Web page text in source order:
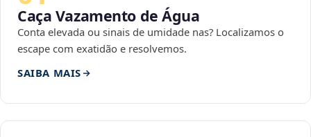
Caça Vazamento de Água
Conta elevada ou sinais de umidade nas? Localizamos o
escape com exatidão e resolvemos.
SAIBA MAIS